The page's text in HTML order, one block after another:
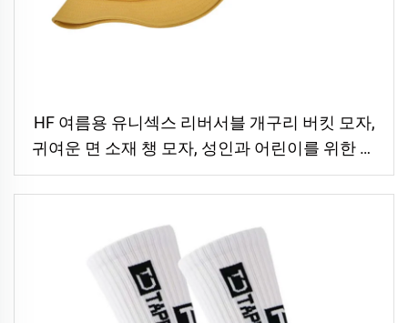
HF 여름용 유니섹스 리버서블 개구리 버킷 모자,
귀여운 면 소재 챙 모자, 성인과 어린이를 위한 실
외용 모자